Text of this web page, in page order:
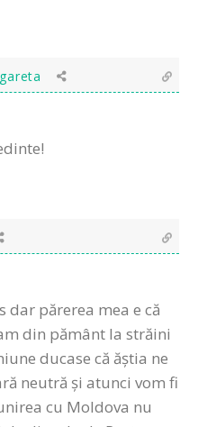
dar părerea mea e că
din pământ la străini
ducase că ăștia ne
neutră și atunci vom fi
cu Moldova nu